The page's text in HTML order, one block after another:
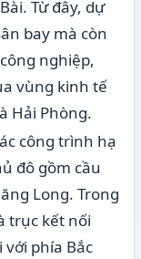
Từ đây, dự
bay mà còn
nghiệp,
vùng kinh tế
Hải Phòng.
công trình hạ
đô gồm cầu
Long. Trong
trục kết nối
phía Bắc